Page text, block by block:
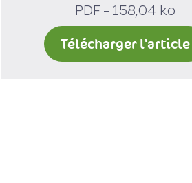
PDF - 158,04 ko
Télécharger l'article